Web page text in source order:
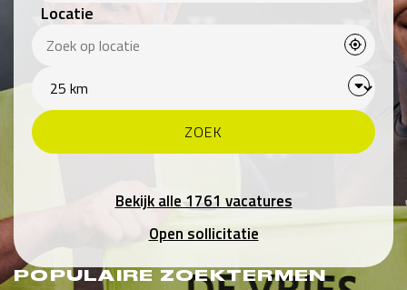
Locatie
Bekijk alle 1761 vacatures
Open sollicitatie
POPULAIRE ZOEKTERMEN